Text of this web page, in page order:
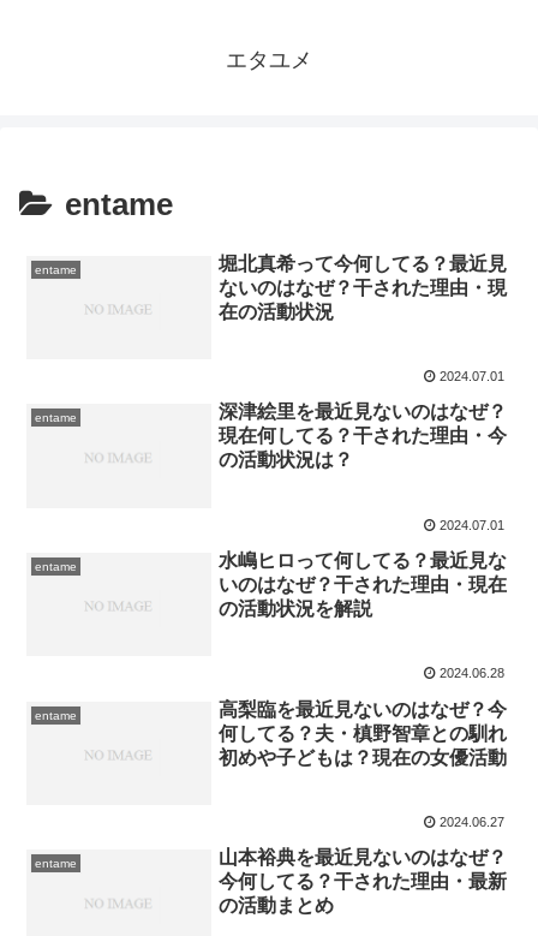
エタユメ
entame
entame
堀北真希って今何してる？最近見
ないのはなぜ？干された理由・現
在の活動状況
2024.07.01
entame
深津絵里を最近見ないのはなぜ？
現在何してる？干された理由・今
の活動状況は？
2024.07.01
entame
水嶋ヒロって何してる？最近見な
いのはなぜ？干された理由・現在
の活動状況を解説
2024.06.28
entame
高梨臨を最近見ないのはなぜ？今
何してる？夫・槙野智章との馴れ
初めや子どもは？現在の女優活動
2024.06.27
entame
山本裕典を最近見ないのはなぜ？
今何してる？干された理由・最新
の活動まとめ